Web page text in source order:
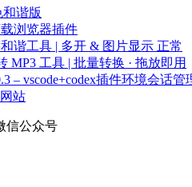
和谐版
浏览器插件
谐工具 | 多开 & 图片显示 正常
MP3 工具 | 批量转换 · 拖放即用
– vscode+codex插件环境会话管
站